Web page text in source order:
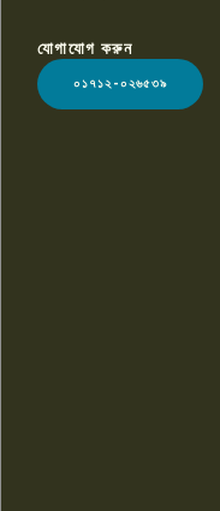
LOGO
যোগাযোগ করুন
০১৭১২-০২৬৫৩৯